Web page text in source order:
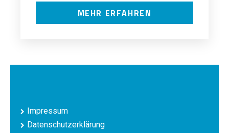
MEHR ERFAHREN
Impressum
Datenschutzerklärung